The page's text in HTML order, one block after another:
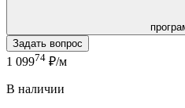
Задать вопрос
1 09974 ₽/м
В наличии